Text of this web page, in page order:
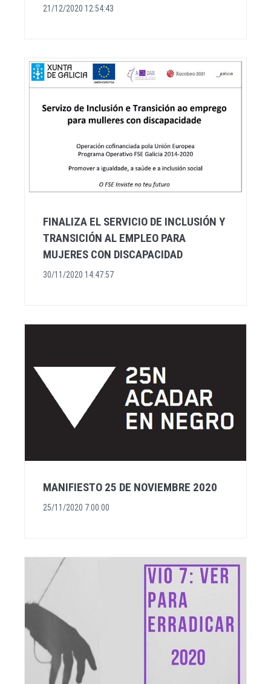
21/12/2020 12:54:43
FINALIZA EL SERVICIO DE INCLUSIÓN Y
TRANSICIÓN AL EMPLEO PARA
MUJERES CON DISCAPACIDAD
30/11/2020 14:47:57
MANIFIESTO 25 DE NOVIEMBRE 2020
25/11/2020 7:00:00